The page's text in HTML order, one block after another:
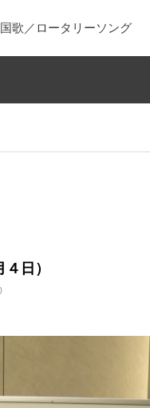
国歌／ロータリーソング
日）